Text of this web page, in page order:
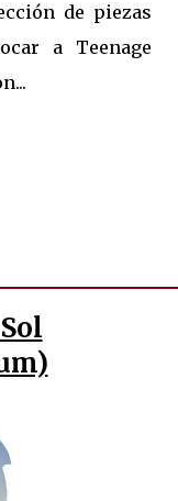
de piezas
a Teenage